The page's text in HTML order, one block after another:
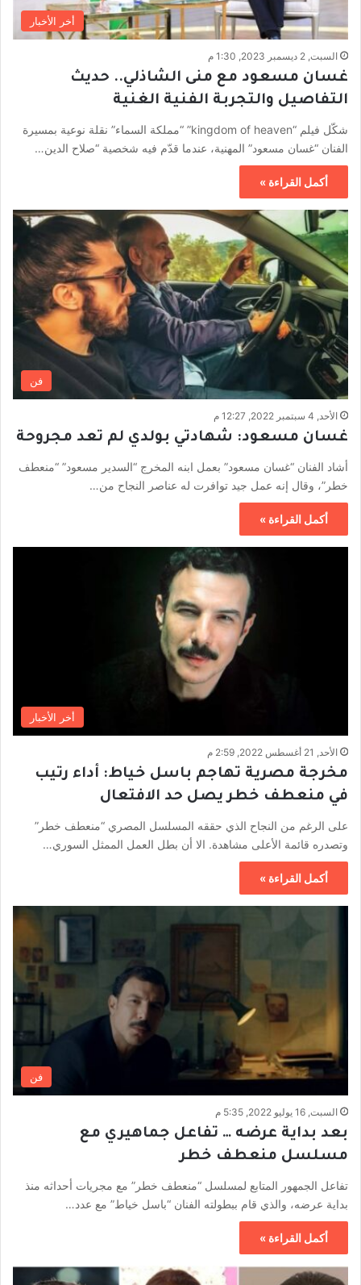
أخر الأخبار
السبت, 2 ديسمبر 2023, 1:30 م
غسان مسعود مع منى الشاذلي.. حديث
التفاصيل والتجربة الفنية الغنية
شكّل فيلم “kingdom of heaven” “مملكة السماء” نقلة نوعية بمسيرة
الفنان “غسان مسعود” المهنية، عندما قدّم فيه شخصية “صلاح الدين…
أكمل القراءة »
فن
الأحد, 4 سبتمبر 2022, 12:27 م
غسان مسعود: شهادتي بولدي لم تعد مجروحة
أشاد الفنان “غسان مسعود” بعمل ابنه المخرج “السدير مسعود” “منعطف
خطر”، وقال إنه عمل جيد توافرت له عناصر النجاح من…
أكمل القراءة »
أخر الأخبار
الأحد, 21 أغسطس 2022, 2:59 م
مخرجة مصرية تهاجم باسل خياط: أداء رتيب
في منعطف خطر يصل حد الافتعال
على الرغم من النجاح الذي حققه المسلسل المصري “منعطف خطر”
وتصدره قائمة الأعلى مشاهدة. الا أن بطل العمل الممثل السوري…
أكمل القراءة »
فن
السبت, 16 يوليو 2022, 5:35 م
بعد بداية عرضه … تفاعل جماهيري مع
مسلسل منعطف خطر
تفاعل الجمهور المتابع لمسلسل “منعطف خطر” مع مجريات أحداثه منذ
بداية عرضه، والذي قام ببطولته الفنان “باسل خياط” مع عدد…
أكمل القراءة »